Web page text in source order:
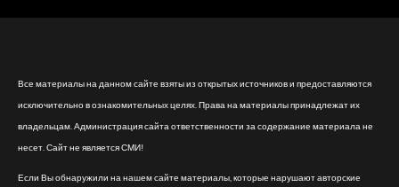
Все материалы на данном сайте взяты из открытых источников и предоставляются
исключительно в ознакомительных целях. Права на материалы принадлежат их
владельцам. Администрация сайта ответственности за содержание материала не
несет. Сайт не является СМИ!
Если Вы обнаружили на нашем сайте материалы, которые нарушают авторские